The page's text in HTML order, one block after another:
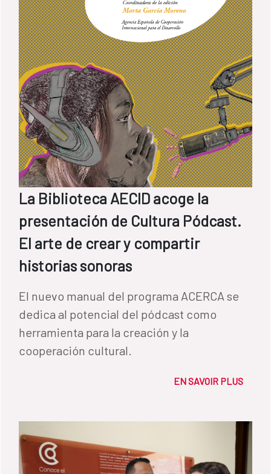
La Biblioteca AECID acoge la
presentación de Cultura Pódcast.
El arte de crear y compartir
historias sonoras
El nuevo manual del programa ACERCA se
dedica al potencial del pódcast como
herramienta para la creación y la
cooperación cultural.
EN SAVOIR PLUS